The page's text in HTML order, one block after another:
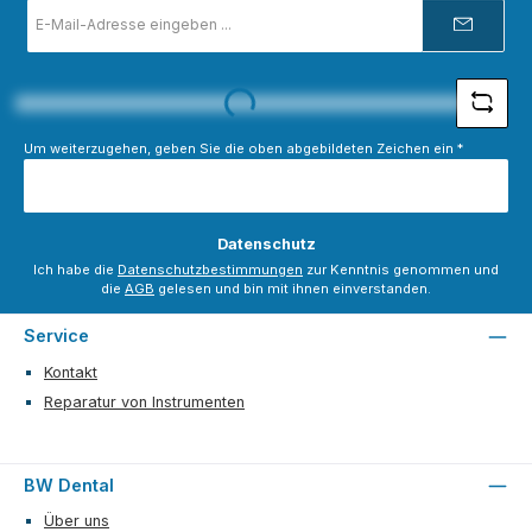
Mail-
Adresse
Loading...
Um weiterzugehen, geben Sie die oben abgebildeten Zeichen ein *
Datenschutz
Ich habe die Datenschutzbestimmungen zur Kenntnis genommen und
die AGB gelesen und bin mit ihnen einverstanden.
Service
Kontakt
Reparatur von Instrumenten
BW Dental
Über uns